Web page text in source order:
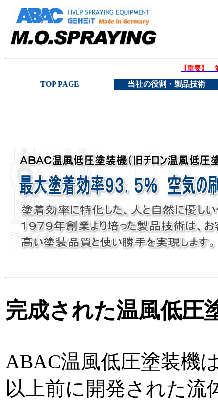
【重要】
TOP PAGE 当社の役割・製品技術
完成された温風低圧
ABAC温風低圧塗装機
以上前に開発された流